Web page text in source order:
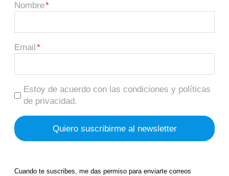
Nombre
Email
Estoy de acuerdo con las condiciones y políticas
de privacidad.
Cuando te suscribes, me das permiso para enviarte correos